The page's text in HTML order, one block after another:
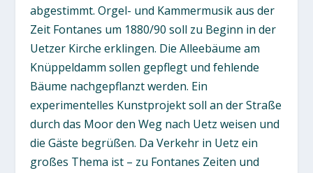
abgestimmt. Orgel- und Kammermusik aus der
Zeit Fontanes um 1880/90 soll zu Beginn in der
Uetzer Kirche erklingen. Die Alleebäume am
Knüppeldamm sollen gepflegt und fehlende
Bäume nachgepflanzt werden. Ein
experimentelles Kunstprojekt soll an der Straße
durch das Moor den Weg nach Uetz weisen und
die Gäste begrüßen. Da Verkehr in Uetz ein
großes Thema ist – zu Fontanes Zeiten und